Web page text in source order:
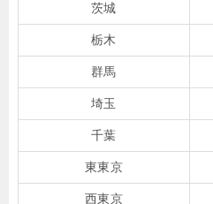
茨城
栃木
群馬
埼玉
千葉
東東京
西東京